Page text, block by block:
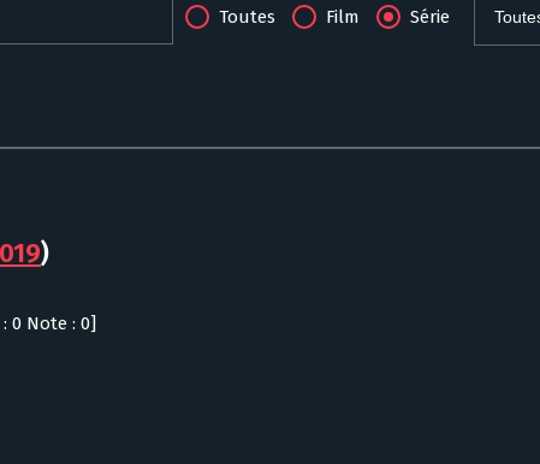
Toutes Film Série
)
0 Note : 0]